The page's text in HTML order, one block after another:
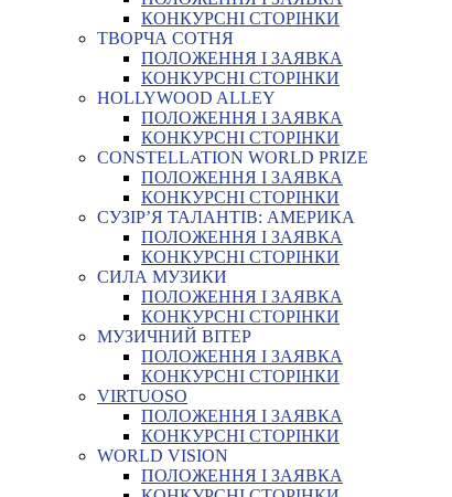
КОНКУРСНІ СТОРІНКИ
ТВОРЧА СОТНЯ
ПОЛОЖЕННЯ І ЗАЯВКА
КОНКУРСНІ СТОРІНКИ
HOLLYWOOD ALLEY
ПОЛОЖЕННЯ І ЗАЯВКА
КОНКУРСНІ СТОРІНКИ
CONSTELLATION WORLD PRIZE
ПОЛОЖЕННЯ І ЗАЯВКА
КОНКУРСНІ СТОРІНКИ
СУЗІР’Я ТАЛАНТІВ: АМЕРИКА
ПОЛОЖЕННЯ І ЗАЯВКА
КОНКУРСНІ СТОРІНКИ
СИЛА МУЗИКИ
ПОЛОЖЕННЯ І ЗАЯВКА
КОНКУРСНІ СТОРІНКИ
МУЗИЧНИЙ ВІТЕР
ПОЛОЖЕННЯ І ЗАЯВКА
КОНКУРСНІ СТОРІНКИ
VIRTUOSO
ПОЛОЖЕННЯ І ЗАЯВКА
КОНКУРСНІ СТОРІНКИ
WORLD VISION
ПОЛОЖЕННЯ І ЗАЯВКА